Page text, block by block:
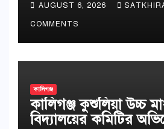
AUGUST 6, 2026
COMMENTS
কালিগঞ্জ
কালিগঞ্জ কুশুলিয়া উচ্চ
বিদ্যালয়ের কমিটির